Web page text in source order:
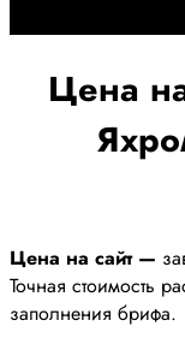
Цена
Цена на сайт —
Точная стоимость
заполнения брифа.